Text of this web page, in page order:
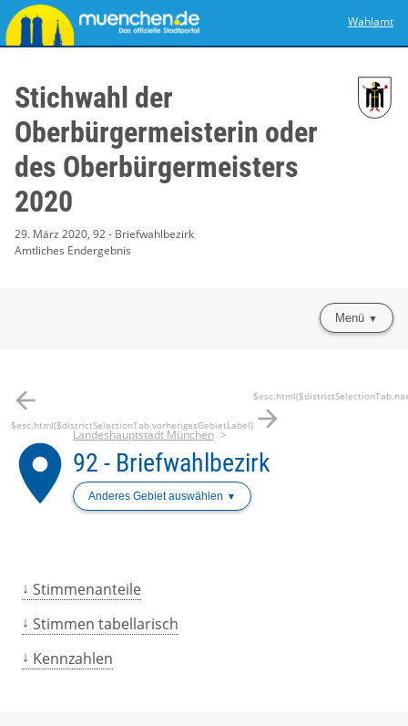
Wahlamt
Stichwahl der
Oberbürgermeisterin oder
des Oberbürgermeisters
2020
29. März 2020, 92 - Briefwahlbezirk
Amtliches Endergebnis
Menü
arrow_back
$esc.html($districtSelectionTab.vorherigesGebietLabel) arrow_forward
place
Landeshauptstadt München
92 - Briefwahlbezirk
Anderes Gebiet auswählen
Stimmenanteile
Stimmen tabellarisch
Kennzahlen